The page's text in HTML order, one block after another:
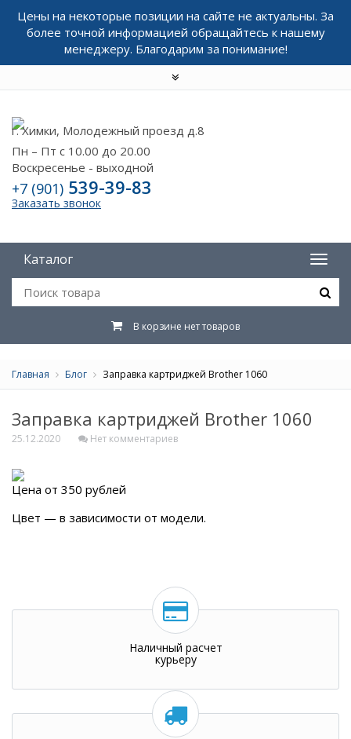
Цены на некоторые позиции на сайте не актуальны. За
более точной информацией обращайтесь к нашему
менеджеру. Благодарим за понимание!
г. Химки, Молодежный проезд д.8
Пн – Пт с 10.00 до 20.00
Воскресенье - выходной
+7 (901) 539-39-83
Заказать звонок
Каталог
В корзине нет товаров
Главная Блог Заправка картриджей Brother 1060
Заправка картриджей Brother 1060
25.12.2020 Нет комментариев
Цена от 350 рублей
Цвет — в зависимости от модели.
Наличный расчет
курьеру